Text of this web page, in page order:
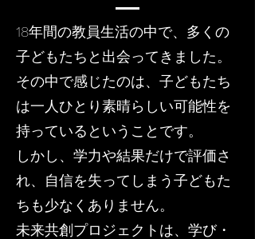
18年間の教員生活の中で、多くの
子どもたちと出会ってきました。
その中で感じたのは、子どもたち
は一人ひとり素晴らしい可能性を
持っているということです。
しかし、学力や結果だけで評価さ
れ、自信を失ってしまう子どもた
ちも少なくありません。
未来共創プロジェクトは、学び・